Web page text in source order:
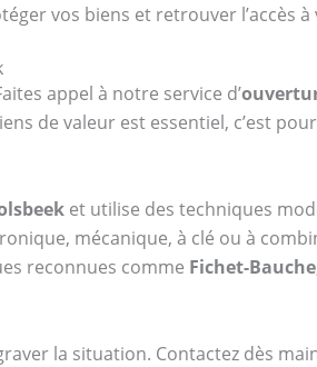
vos biens et retrouver l’accès
appel à notre service d’
de valeur est essentiel, c’est
et utilise des techniques
mécanique, à clé ou à
reconnues comme Fichet-Bauche
la situation. Contactez dès